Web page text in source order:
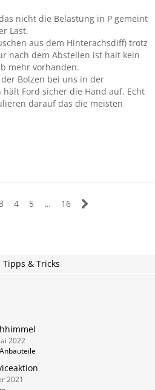
nicht die Belastung in P gemeint
Last.
aus dem Hinterachsdiff) trotz
nach dem Abstellen ist halt kein
mehr vorhanden.
Bolzen bei uns in der
Ford sicher die Hand auf. Echt
darauf das die meisten
4 5 … 16
& Tricks
2022
2021